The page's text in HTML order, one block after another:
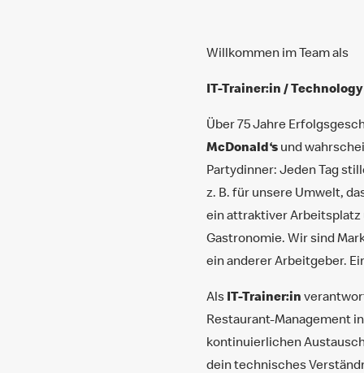
Willkommen im Team als
IT-Trainer:in /
Über 75 Jahre
McDonald‘s und
Partydinner: Jeden Tag
z. B. für unsere Umwelt,
ein attraktiver
Gastronomie. Wir sind
ein anderer Arbeitgeber.
Als IT-Trainer:in
Restaurant-Management
kontinuierlichen
dein technisches